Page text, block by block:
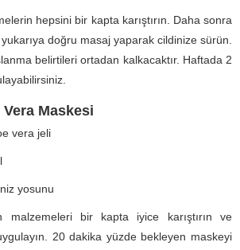
hepsini bir kapta karıştırın. Daha sonra
yukarıya doğru masaj yaparak cildinize sürün.
belirtileri ortadan kalkacaktır. Haftada 2
Maskesi
vera jeli
yosunu
malzemeleri bir kapta iyice karıştırın ve
20 dakika yüzde bekleyen maskeyi